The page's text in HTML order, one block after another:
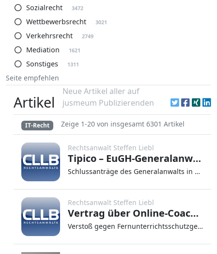
Sozialrecht 3472
Wettbewerbsrecht 3021
Verkehrsrecht 2749
Mediation 1621
Sonstiges 1311
Seite empfehlen
Artikel
Neue Artikel aller auf
jusmeum Publizierenden
IT-Recht Zeige 1-20 von insgesamt 6301 Artikel
Rechtsanwalt Steffen Liebl
Tipico – EuGH-Generalanwalt stärkt Anspruch der Spieler auf Rückzahlung
Schlussanträge des Generalanwalts in der Rechtssache C-530/24 München, 19.03.2026. EuGH-Generalanwalt Nic
Rechtsanwalt Steffen Liebl
Vertrag über Online-Coaching nach Urteil des BGH nichtig
Verstoß gegen Fernunterrichtsschutzgesetz (FernUSG) München, 27.10.2025. Der Bundesgerichtshof hat mit U